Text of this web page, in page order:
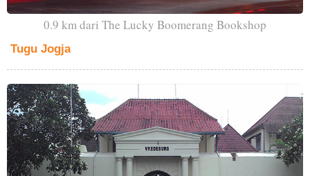
0.9 km dari The Lucky Boomerang Bookshop
Tugu Jogja